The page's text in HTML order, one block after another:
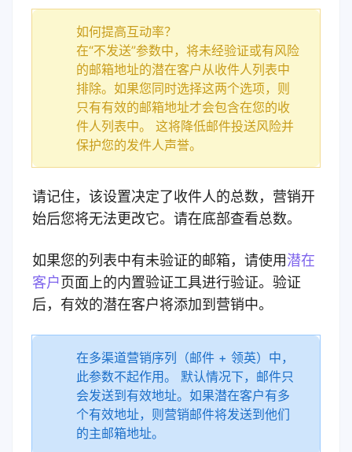
如何提高互动率？
在“不发送”参数中，将未经验证或有风险
的邮箱地址的潜在客户从收件人列表中
排除。如果您同时选择这两个选项，则
只有有效的邮箱地址才会包含在您的收
件人列表中。 这将降低邮件投送风险并
保护您的发件人声誉。
请记住，该设置决定了收件人的总数，营销开
始后您将无法更改它。请在底部查看总数。
如果您的列表中有未验证的邮箱，请使用潜在
客户页面上的内置验证工具进行验证。验证
后，有效的潜在客户将添加到营销中。
在多渠道营销序列（邮件 + 领英）中，
此参数不起作用。 默认情况下，邮件只
会发送到有效地址。如果潜在客户有多
个有效地址，则营销邮件将发送到他们
的主邮箱地址。